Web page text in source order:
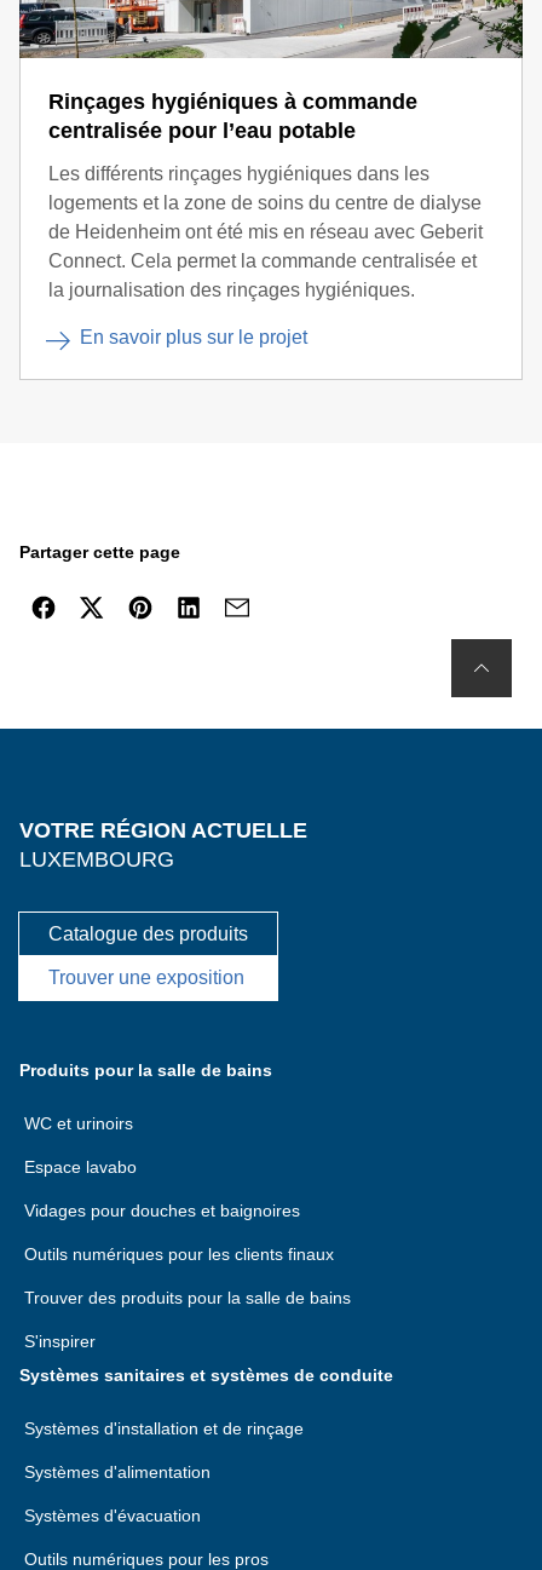
Rinçages hygiéniques à commande
centralisée pour l’eau potable
Les différents rinçages hygiéniques dans les
logements et la zone de soins du centre de dialyse
de Heidenheim ont été mis en réseau avec Geberit
Connect. Cela permet la commande centralisée et
la journalisation des rinçages hygiéniques.
En savoir plus sur le projet
Partager cette page
VOTRE RÉGION ACTUELLE
LUXEMBOURG
Catalogue des produits
Trouver une exposition
Produits pour la salle de bains
WC et urinoirs
Espace lavabo
Vidages pour douches et baignoires
Outils numériques pour les clients finaux
Trouver des produits pour la salle de bains
S'inspirer
Systèmes sanitaires et systèmes de conduite
Systèmes d'installation et de rinçage
Systèmes d'alimentation
Systèmes d'évacuation
Outils numériques pour les pros